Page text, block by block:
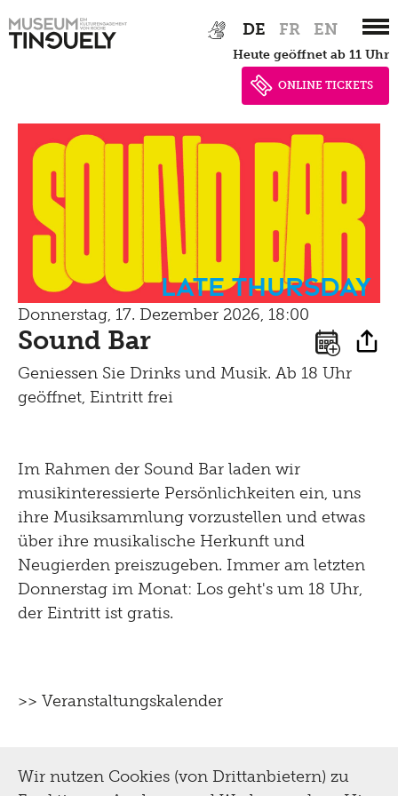
Hauptnavigation
to
DE FR EN
heute geöffnet ab 11 Uhr
ONLINE TICKETS
Übersicht
Veranstaltungen
Archiv
Vermittlung,
Führungen,
Workshops
Führungen
für Schulen
für Kinder und Familien
Tutorials
Projekte
Sommerferien Workshop
Tinguely on the Road
Tinguely, Sammlung
& Restaurierung
Sammlung
Bibliothek Dokumentation
Restaurierung
Schauatelier
Tinguely Studies
Digital
Multimediaguide
Tinguely@Home
Radio Tinguely
Presse
Pressematerial
Inklusiv
Sehen
Lernen
Newsletter
Late Thursday
Donnerstag, 17. Dezember 2026, 18:00
Sound Bar
Geniessen Sie Drinks und Musik. Ab 18 Uhr
geöffnet, Eintritt frei
Im Rahmen der Sound Bar laden wir
musikinteressierte Persönlichkeiten ein, uns
ihre Musiksammlung vorzustellen und etwas
über ihre musikalische Herkunft und
Neugierden preiszugeben. Immer am letzten
Donnerstag im Monat: Los geht's um 18 Uhr,
der Eintritt ist gratis.
>> Veranstaltungskalender
Wir nutzen Cookies (von Drittanbietern) zu